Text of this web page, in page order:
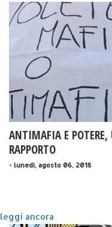
ANTIMAFIA E POTERE,
RAPPORTO
CONTROVERSO. UNA
- lunedì, agosto 06, 2018
leggi ancora